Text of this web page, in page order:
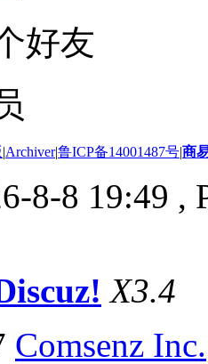
好友
|Archiver|鲁ICP备14001487号|商
8-8 19:49 ,
X3.4
Comsenz Inc.